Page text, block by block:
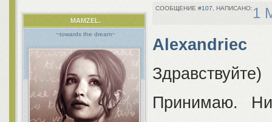
107 1
MAMZEL.
~towards the dream~
Alexandriec
Здравствуйте)
Принимаю.